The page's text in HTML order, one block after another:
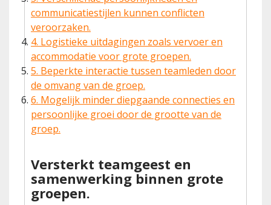
communicatiestijlen kunnen conflicten
veroorzaken.
4. Logistieke uitdagingen zoals vervoer en
accommodatie voor grote groepen.
5. Beperkte interactie tussen teamleden door
de omvang van de groep.
6. Mogelijk minder diepgaande connecties en
persoonlijke groei door de grootte van de
groep.
Versterkt teamgeest en
samenwerking binnen grote
groepen.